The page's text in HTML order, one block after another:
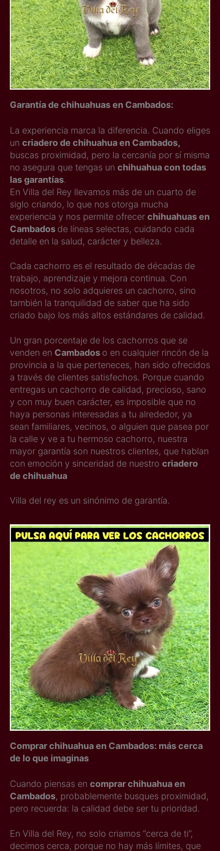
Garantía de chihuahuas en Cambados:
La experiencia marca la diferencia. Cuando eliges
un criadero de chihuahua en Cambados,
buscas proximidad, pero la cercanía por sí misma
no asegura que tengas un chihuahua con todas
las garantías.
En Villa del Rey llevamos más de un cuarto de
siglo criando, lo que nos otorga mucha
experiencia y nos permite ofrecer chihuahuas en
Cambados de líneas selectas, cuidando cada
detalle en la salud, carácter y belleza.
Cada cachorro es el resultado de décadas de
trabajo, aprendizaje y mejora continua. Con
nosotros, no solo adquieres un cachorro, sino
también la tranquilidad de saber que ha sido
criado bajo los más altos estándares de calidad.
Un gran porcentaje de los cachorros que se
venden en Cambados o en cualquier rincón de la
provincia a la que perteneces, han sido ofrecidos
a través de clientes satisfechos. Porque cuando
entregas un cachorro de calidad, precioso, sano
y con muy buen carácter, es imposible que no
haya personas interesadas a tu alrededor, ya
sean familiares, vecinos, o alguien que pasea por
la calle y ve a tu hermoso cachorro, nuestra
mayor garantía son nuestros clientes, que hablan
con emoción y sinceridad de nuestro criadero
de chihuahua
Villa del rey es un sinónimo de garantía.
Comprar chihuahua en Cambados: más cerca
de lo que imaginas
Cuando piensas en comprar chihuahua en
Cambados, probablemente busques proximidad,
pero recuerda: la calidad debe ser tu prioridad.
En Villa del Rey, no solo criamos “cerca de ti”,
decimos cerca, porque no hay más límites, que